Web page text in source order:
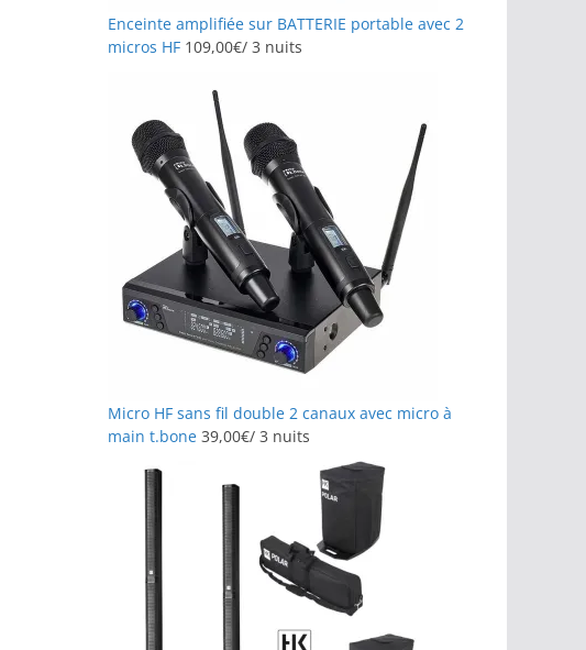
Enceinte amplifiée sur BATTERIE portable avec 2
micros HF 109,00€/ 3 nuits
Micro HF sans fil double 2 canaux avec micro à
main t.bone 39,00€/ 3 nuits